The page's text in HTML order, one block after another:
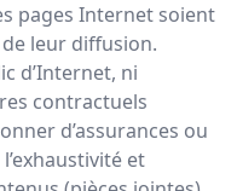
pages Internet soient
leur diffusion.
d’Internet, ni
contractuels
d’assurances ou
et